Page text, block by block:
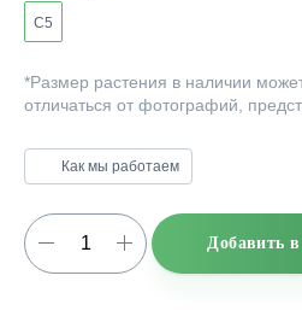
C5
*Размер растения в наличии
отличаться от фотографий,
Как мы работаем
Добавить